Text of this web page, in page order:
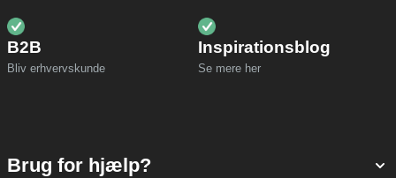
B2B
Bliv erhvervskunde
Inspirationsblog
Se mere her
Brug for hjælp?